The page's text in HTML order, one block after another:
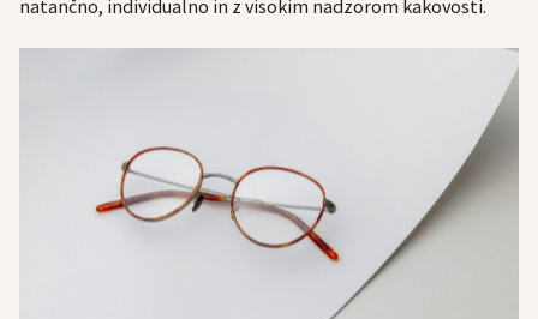
natančno, individualno in z visokim nadzorom kakovosti.